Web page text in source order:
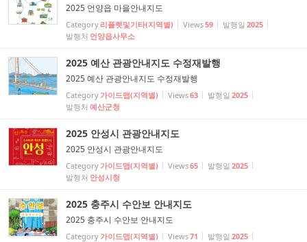
2025 언양읍 마을안내지도
Category 리플렛및기타(지역별) Views59 발행일 2025
발행처 언양읍사무소
2025 예산 관광안내지도 수정재발행
2025 예산 관광안내지도 수정재발행
Category 가이드맵(지역별) Views63 발행일 2025
발행처 예산군청
2025 안성시 관광안내지도
2025 안성시 관광안내지도
Category 가이드맵(지역별) Views65 발행일 2025
발행처 안성시청
2025 충주시 수안보 안내지도
2025 충주시 수안보 안내지도
Category 가이드맵(지역별) Views71 발행일 2025